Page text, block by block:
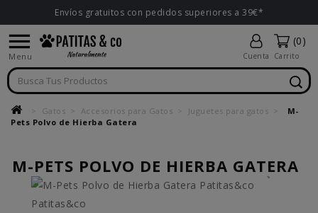
Envíos gratuitos con pedidos superiores a 39€*

Menu Cuenta
(0)
Carrito
Gatos Accesorios para Gatos Juguetes para gatos
M-
Pets Polvo de Hierba Gatera
M-PETS POLVO DE HIERBA GATERA